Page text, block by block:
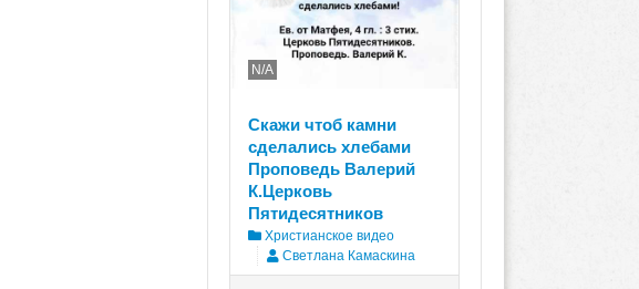
N/A
Скажи чтоб камни
сделались хлебами
Проповедь Валерий
К.Церковь
Пятидесятников
Христианское видео
Светлана Камаскина